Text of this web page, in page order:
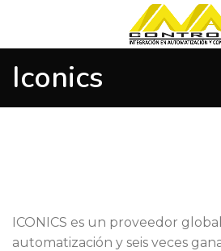
Iconics
ICONICS es un proveedor
automatización y seis veces